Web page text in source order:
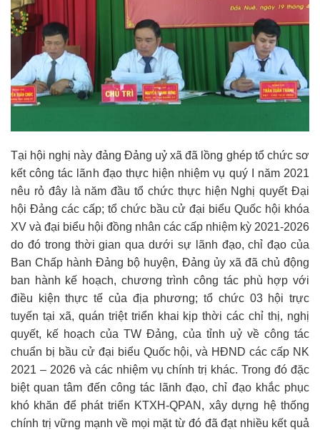
Tại hội nghị này đảng Đảng uỷ xã đã lồng ghép tổ chức sơ
kết công tác lãnh đạo thực hiện nhiệm vụ quý I năm 2021
nêu rỏ đây là năm đầu tổ chức thực hiện Nghị quyết Đại
hội Đảng các cấp; tổ chức bầu cử đại biểu Quốc hội khóa
XV và đại biểu hội đồng nhân các cấp nhiệm kỳ 2021-2026
do đó trong thời gian qua dưới sự lãnh đạo, chỉ đạo của
Ban Chấp hành Đảng bộ huyện, Đảng ủy xã đã chủ động
ban hành kế hoạch, chương trình công tác phù hợp với
điều kiện thực tế của địa phương; tổ chức 03 hội trực
tuyến tại xã, quán triệt triển khai kịp thời các chỉ thị, nghị
quyết, kế hoạch của TW Đảng, của tỉnh uỷ về công tác
chuẩn bị bầu cử đại biểu Quốc hội, và HĐND các cấp NK
2021 – 2026 và các nhiệm vụ chính trị khác. Trong đó đặc
biệt quan tâm đến công tác lãnh đạo, chỉ đạo khắc phục
khó khăn để phát triển KTXH-QPAN, xây dựng hệ thống
chính trị vững mạnh về mọi mặt từ đó đã đạt nhiều kết quả